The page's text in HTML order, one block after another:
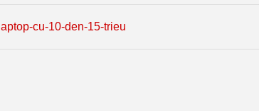
laptop-cu-10-den-15-trieu